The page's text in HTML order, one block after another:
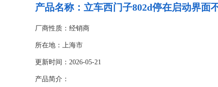
产品名称： 立车西门子802d停在启动界面
厂商性质：经销商
所在地：上海市
更新时间：2026-05-21
产品简介：